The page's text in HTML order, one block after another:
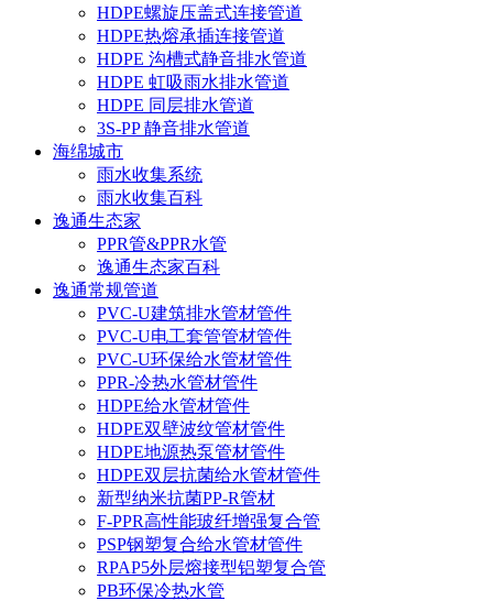
HDPE螺旋压盖式连接管道
HDPE热熔承插连接管道
HDPE 沟槽式静音排水管道
HDPE 虹吸雨水排水管道
HDPE 同层排水管道
3S-PP 静音排水管道
海绵城市
雨水收集系统
雨水收集百科
逸通生态家
PPR管&PPR水管
逸通生态家百科
逸通常规管道
PVC-U建筑排水管材管件
PVC-U电工套管管材管件
PVC-U环保给水管材管件
PPR-冷热水管材管件
HDPE给水管材管件
HDPE双壁波纹管材管件
HDPE地源热泵管材管件
HDPE双层抗菌给水管材管件
新型纳米抗菌PP-R管材
F-PPR高性能玻纤增强复合管
PSP钢塑复合给水管材管件
RPAP5外层熔接型铝塑复合管
PB环保冷热水管